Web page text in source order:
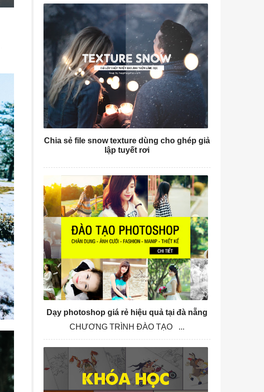
Chia sẻ file snow texture dùng cho ghép giả
lập tuyết rơi
Dạy photoshop giá rẻ hiệu quả tại đà nẵng
CHƯƠNG TRÌNH ĐÀO TẠO ...